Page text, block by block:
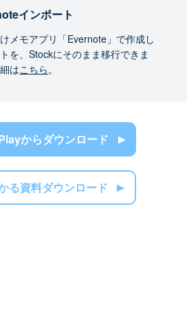
インポート
メモアプリ「Evernote」で作成し
を、Stockにそのまま移行できま
はこちら。
からダウンロード
る資料ダウンロード